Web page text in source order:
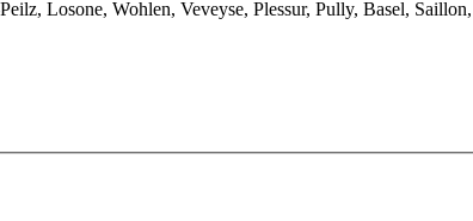
Losone, Wohlen, Veveyse, Plessur, Pully, Basel,